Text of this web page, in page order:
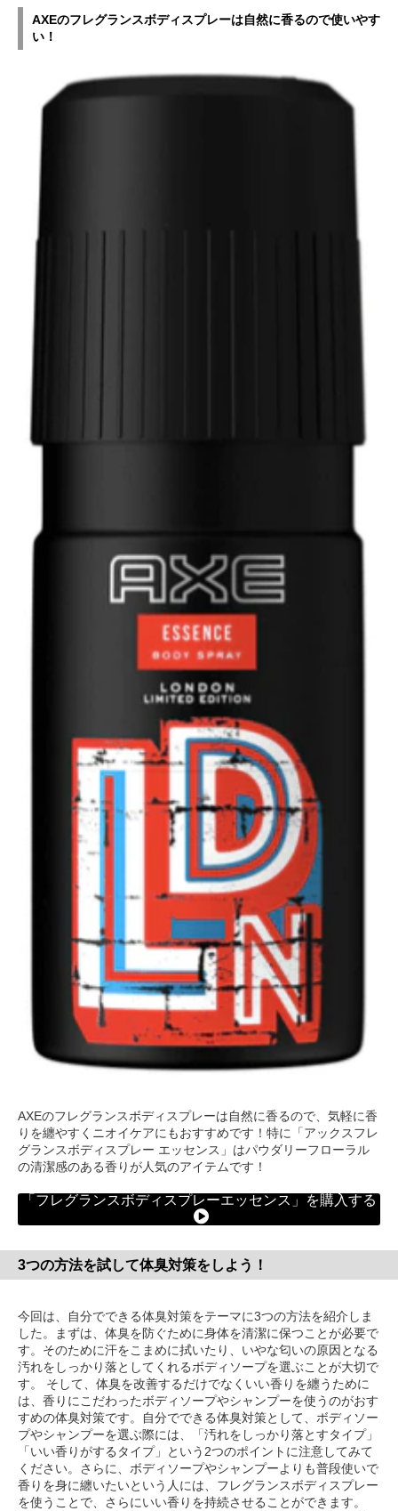
AXEのフレグランスボディスプレーは自然に香るので使いやす
い！
AXEのフレグランスボディスプレーは自然に香るので、気軽に香
りを纏やすくニオイケアにもおすすめです！特に「アックスフレ
グランスボディスプレー エッセンス」はパウダリーフローラル
の清潔感のある香りが人気のアイテムです！
「フレグランスボディスプレーエッセンス」を購入する
3つの方法を試して体臭対策をしよう！
今回は、自分でできる体臭対策をテーマに3つの方法を紹介しま
した。まずは、体臭を防ぐために身体を清潔に保つことが必要で
す。そのために汗をこまめに拭いたり、いやな匂いの原因となる
汚れをしっかり落としてくれるボディソープを選ぶことが大切で
す。 そして、体臭を改善するだけでなくいい香りを纏うために
は、香りにこだわったボディソープやシャンプーを使うのがおす
すめの体臭対策です。自分でできる体臭対策として、ボディソー
プやシャンプーを選ぶ際には、「汚れをしっかり落とすタイプ」
「いい香りがするタイプ」という2つのポイントに注意してみて
ください。さらに、ボディソープやシャンプーよりも普段使いで
香りを身に纏いたいという人には、フレグランスボディスプレー
を使うことで、さらにいい香りを持続させることができます。